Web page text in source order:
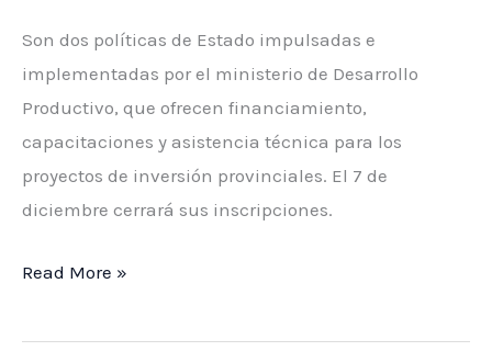
Luis
en
2025
Son dos políticas de Estado impulsadas e
implementadas por el ministerio de Desarrollo
Productivo, que ofrecen financiamiento,
capacitaciones y asistencia técnica para los
proyectos de inversión provinciales. El 7 de
diciembre cerrará sus inscripciones.
Queda
de
Read More »